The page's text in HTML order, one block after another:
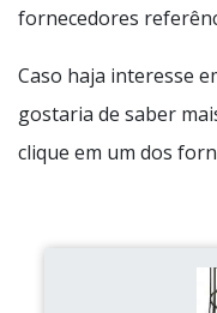
fornecedores
Caso haja interesse
gostaria de saber
clique em um dos